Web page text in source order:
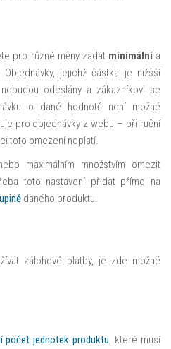
pro různé měny zadat minimálnía
jejichž částka je nižšší
odeslány a zákazníkovi se
o dané hodnotě není možné
pro objednávky z webu – při ruční
toto omezení neplatí.
maximálním množstvím omezit
toto nastavení přidat přímo na
daného produktu.
zálohové platby, je zde možné
počet jednotek produktu, které musí